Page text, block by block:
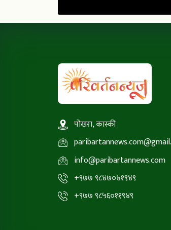
पोखरा, कास्की
info@paribartannews.com
+९७७ ९८४७०४१९४९
+९७७ ९८५६०११९४९